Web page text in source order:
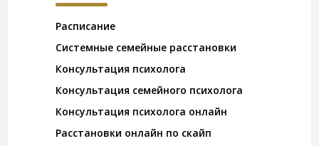
Расписание
Системные семейные расстановки
Консультация психолога
Консультация семейного психолога
Консультация психолога онлайн
Расстановки онлайн по скайп